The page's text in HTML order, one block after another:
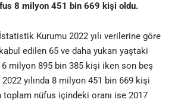
8 milyon 451 bin 669 kişi oldu.
Kurumu 2022 yılı verilerine göre
edilen 65 ve daha yukarı yaştaki
6 milyon 895 bin 385 kişi iken son beş
2022 yılında 8 milyon 451 bin 669 kişi
toplam nüfus içindeki oranı ise 2017